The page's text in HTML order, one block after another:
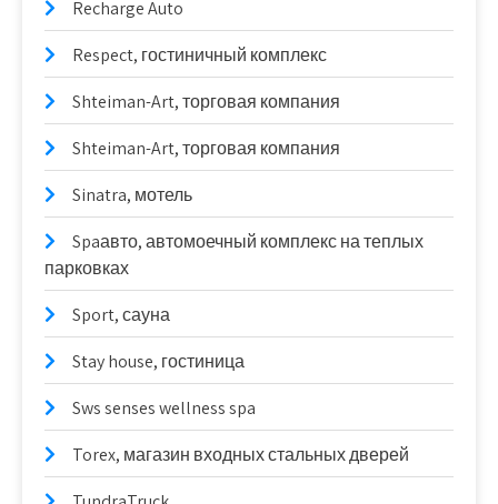
Recharge Auto
Respect, гостиничный комплекс
Shteiman-Art, торговая компания
Shteiman-Art, торговая компания
Sinatra, мотель
Spaавто, автомоечный комплекс на теплых
парковках
Sport, сауна
Stay house, гостиница
Sws senses wellness spa
Torex, магазин входных стальных дверей